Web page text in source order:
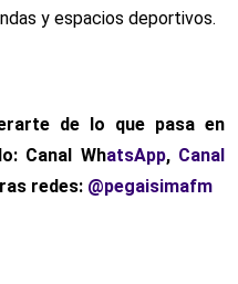
y espacios deportivos.
de lo que pasa en
Canal WhatsApp, Canal
redes: @pegaisimafm